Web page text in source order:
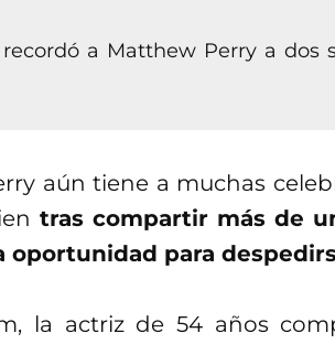
a Matthew Perry a dos
aún tiene a muchas
tras compartir más de
para
la actriz de 54 años